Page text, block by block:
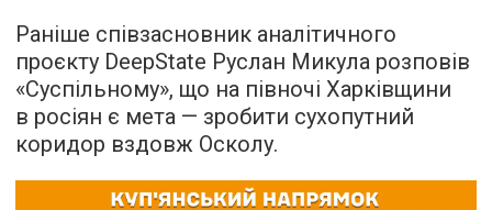
Раніше співзасновник аналітичного
проєкту DeepState Руслан Микула розповів
«Суспільному», що на півночі Харківщини
в росіян є мета — зробити сухопутний
коридор вздовж Осколу.